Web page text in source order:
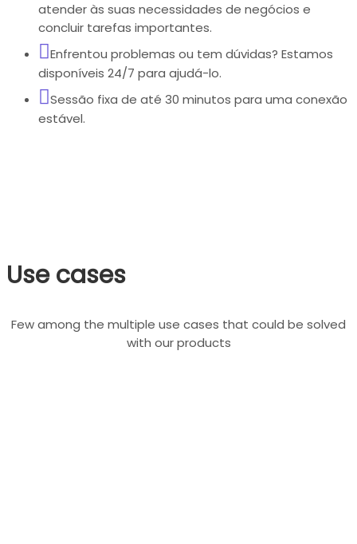
atender às suas necessidades de negócios e
concluir tarefas importantes.
Enfrentou problemas ou tem dúvidas? Estamos
disponíveis 24/7 para ajudá-lo.
Sessão fixa de até 30 minutos para uma conexão
estável.
Use cases
Few among the multiple use cases that could be solved
with our products